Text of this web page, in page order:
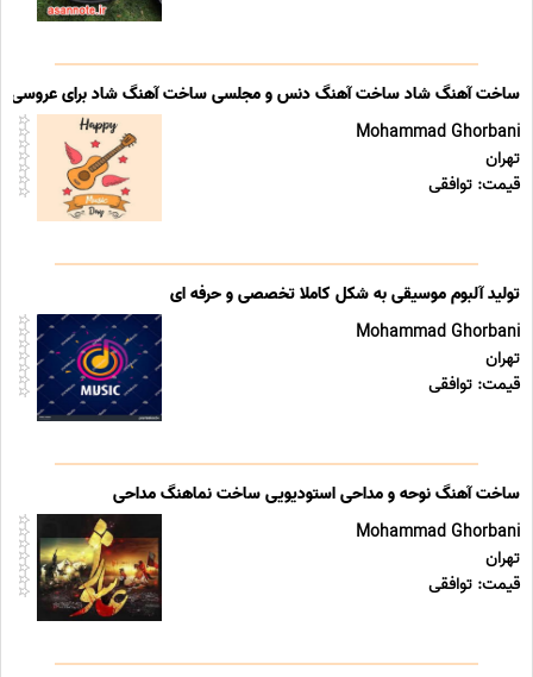
ساخت آهنگ شاد ساخت آهنگ دنس و مجلسی ساخت آهنگ شاد برای عروسی
Mohammad Ghorbani
تهران
قیمت: توافقی
تولید آلبوم موسیقی به شکل کاملا تخصصی و حرفه ای
Mohammad Ghorbani
تهران
قیمت: توافقی
ساخت آهنگ نوحه و مداحی استودیویی ساخت نماهنگ مداحی
Mohammad Ghorbani
تهران
قیمت: توافقی